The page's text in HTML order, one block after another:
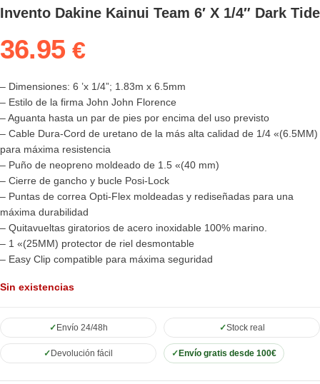
Invento Dakine Kainui Team 6′ X 1/4″ Dark Tide
36.95€
– Dimensiones: 6 ’x 1/4”; 1.83m x 6.5mm
– Estilo de la firma John John Florence
– Aguanta hasta un par de pies por encima del uso previsto
– Cable Dura-Cord de uretano de la más alta calidad de 1/4 «(6.5MM)
para máxima resistencia
– Puño de neopreno moldeado de 1.5 «(40 mm)
– Cierre de gancho y bucle Posi-Lock
– Puntas de correa Opti-Flex moldeadas y rediseñadas para una
máxima durabilidad
– Quitavueltas giratorios de acero inoxidable 100% marino.
– 1 «(25MM) protector de riel desmontable
– Easy Clip compatible para máxima seguridad
Sin existencias
Envío 24/48h Stock real
Devolución fácil Envío gratis desde 100€